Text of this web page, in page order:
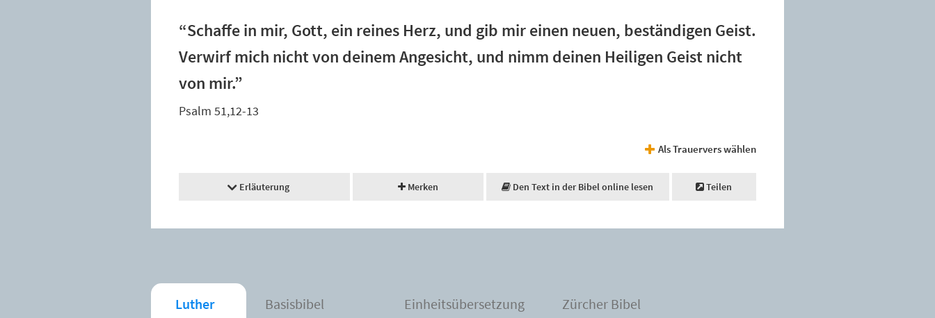
“Schaffe in mir, Gott, ein reines Herz, und gib mir einen neuen, beständigen Geist.
Verwirf mich nicht von deinem Angesicht, und nimm deinen Heiligen Geist nicht
von mir.”
Psalm 51,12-13
Als Trauervers wählen
Erläuterung Merken Den Text in der Bibel online lesen Teilen
Luther Basisbibel Einheitsübersetzung Zürcher Bibel